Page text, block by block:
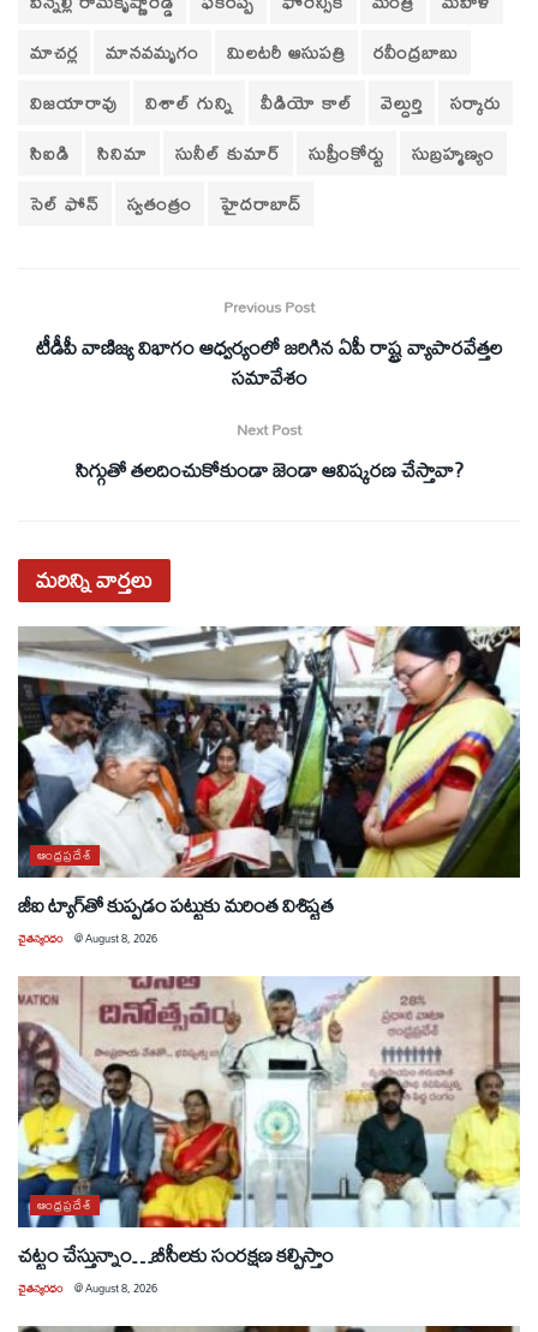
మాచర్ల
మానవమృగం మిలటరీ ఆసుపత్రి
రవీంద్రబాబు
విజయారావు
విశాల్ గున్ని వీడియో కాల్‌ వెల్దుర్తి
సర్కారు
సిఐడి
సినిమా సునీల్‌ కుమార్‌ సుప్రీంకోర్టు
సుబ్రహ్మణ్యం
సెల్ ఫోన్
స్వతంత్రం హైదరాబాద్
Previous Post
టీడీపీ వాణిజ్య విభాగం ఆధ్వర్యంలో జరిగిన ఏపీ రాష్ట్ర వ్యాపారవేత్తల
సమావేశం
Next Post
సిగ్గుతో తలదించుకోకుండా జెండా ఆవిష్కరణ చేస్తావా?
మరిన్నివార్తలు
ఆంధ్రప్రదేశ్
జీఐ ట్యాగ్‌తో కుప్పడం పట్టుకు మరింత విశిష్టత
చైతన్యరధం @August 8, 2026
ఆంధ్రప్రదేశ్
చట్టం చేస్తున్నాం…బీసీలకు సంరక్షణ కల్పిస్తాం
చైతన్యరధం @August 8, 2026